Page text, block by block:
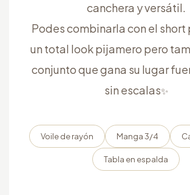
canchera y versátil.
Podes combinarla con el short
un total look pijamero pero
conjunto que gana su lugar
sin escalas✨
Voile de rayón Manga 3/4
Tabla en espalda